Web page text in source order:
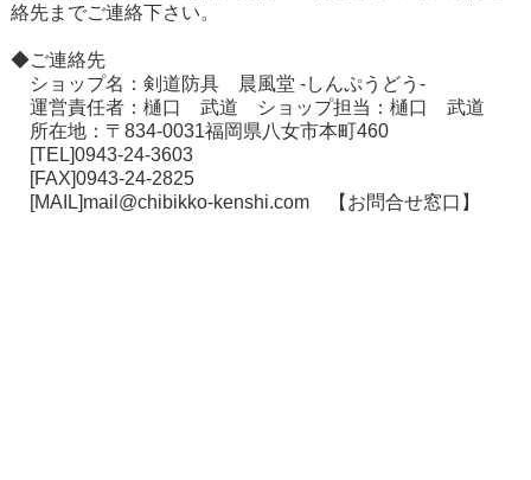
絡先までご連絡下さい。
◆ご連絡先
ショップ名：剣道防具 晨風堂 -しんぷうどう-
運営責任者：樋口 武道 ショップ担当：樋口 武道
所在地：〒834-0031福岡県八女市本町460
[TEL]0943-24-3603
[FAX]0943-24-2825
[MAIL]mail@chibikko-kenshi.com【お問合せ窓口】